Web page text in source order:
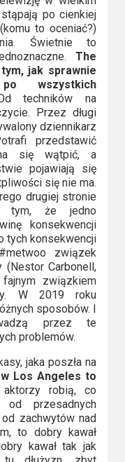
po cienkiej
to oceniać?)
Świetnie to
The
jak sprawnie
wszystkich
techników na
Przez długi
dziennikarz
przedstawić
się wątpić, a
pojawiają się
się nie ma.
drugiej stronie
tym, że jedno
konsekwencji
tych konsekwencji
związek
Carbonell,
związkiem
W 2019 roku
sposobów. I
przez te
problemów.
jaka poszła na
Los Angeles to
robią, co
przesadnych
zachwytów nad
to dobry kawał
kawał tak jak